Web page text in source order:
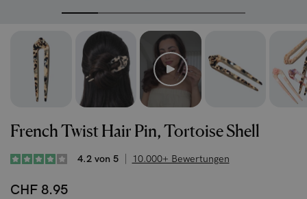
French Twist Hair Pin, Tortoise Shell
4.2 von 5 10.000+ Bewertungen
CHF 8.95